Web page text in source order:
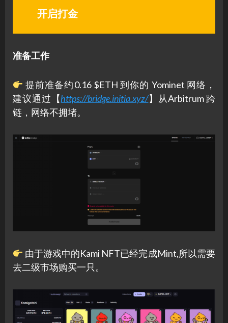
开启打金
准备工作
提前准备约0.16 $ETH 到你的 Yominet 网络，
建议通过【https://bridge.initia.xyz/】从Arbitrum 跨
链，网络不拥堵。
由于游戏中的Kami NFT已经完成Mint,所以需要
去二级市场购买一只。